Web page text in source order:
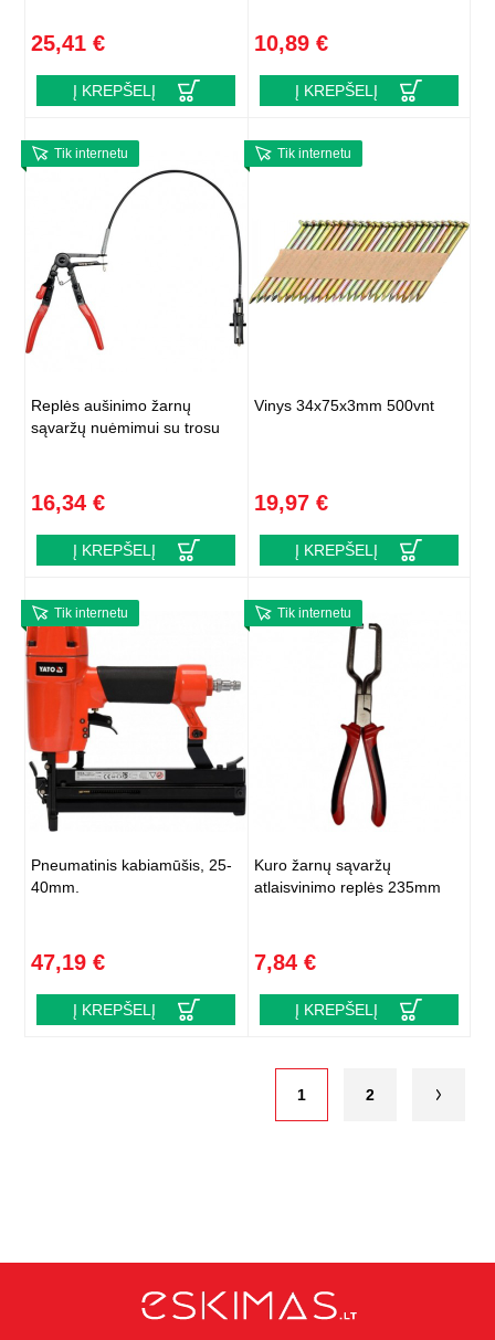
25,41 €
Į KREPŠELĮ
10,89 €
Į KREPŠELĮ
Tik internetu
Replės aušinimo žarnų
sąvaržų nuėmimui su trosu
16,34 €
Į KREPŠELĮ
Tik internetu
Vinys 34x75x3mm 500vnt
19,97 €
Į KREPŠELĮ
Tik internetu
Pneumatinis kabiamūšis, 25-
40mm.
47,19 €
Į KREPŠELĮ
Tik internetu
Kuro žarnų sąvaržų
atlaisvinimo replės 235mm
7,84 €
Į KREPŠELĮ
1 2